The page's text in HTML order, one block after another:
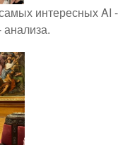
интересных AI -